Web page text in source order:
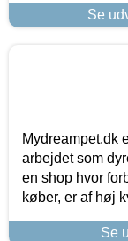
Se
Mydreampet.dk
arbejdet som
en shop hvor
køber, er af høj
Se